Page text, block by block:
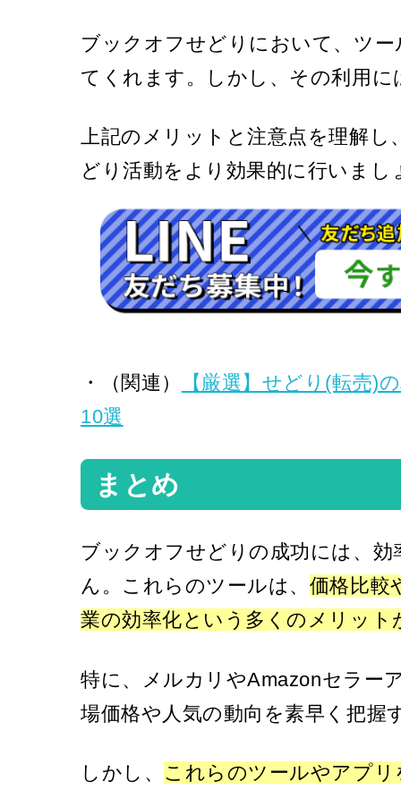
ブックオフせどりにおいて、ツ
てくれます。しかし、その利用
上記のメリットと注意点を理解
どり活動をより効果的に行いまし
・（関連）
【厳選】せどり(転売)
10選
まとめ
ブックオフせどりの成功には、
ん。これらのツールは、 価格比較
業の効率化という多くのメリット
特に、メルカリやAmazonセラー
場価格や人気の動向を素早く把握
しかし、 これらのツールやアプ